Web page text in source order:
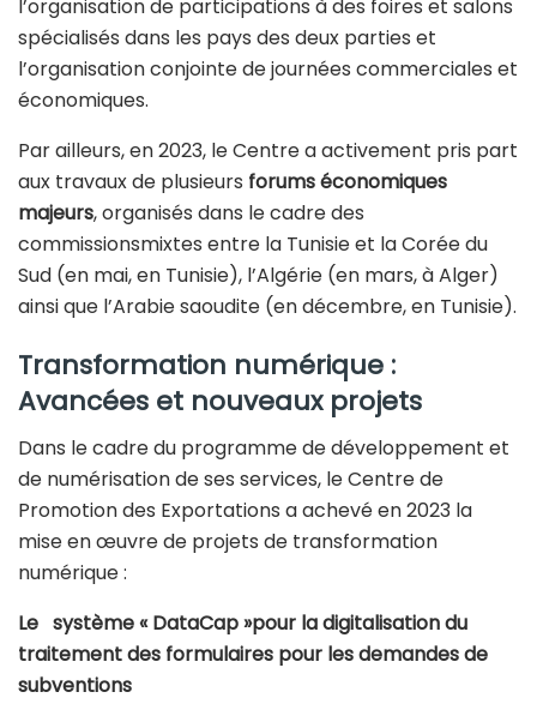
l’organisation de participations à des foires et salons
spécialisés dans les pays des deux parties et
l’organisation conjointe de journées commerciales et
économiques.
Par ailleurs, en 2023, le Centre a activement pris part
aux travaux de plusieurs forums économiques
majeurs, organisés dans le cadre des
commissionsmixtes entre la Tunisie et la Corée du
Sud (en mai, en Tunisie), l’Algérie (en mars, à Alger)
ainsi que l’Arabie saoudite (en décembre, en Tunisie).
Transformation numérique :
Avancées et nouveaux projets
Dans le cadre du programme de développement et
de numérisation de ses services, le Centre de
Promotion des Exportations a achevé en 2023 la
mise en œuvre de projets de transformation
numérique :
Le système « DataCap »pour la digitalisation du
traitement des formulaires pour les demandes de
subventions